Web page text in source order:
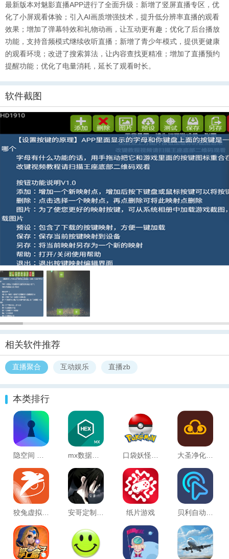
最新版本对魅影直播APP进行了全面升级：新增了竖屏直播专区，优
化了小屏观看体验；引入AI画质增强技术，提升低分辨率直播的观看
效果；增加了弹幕特效和礼物动画，让互动更有趣；优化了后台播放
功能，支持音频模式继续收听直播；新增了青少年模式，提供更健康
的观看环境；改进了搜索算法，让内容查找更精准；增加了直播预约
提醒功能；优化了电量消耗，延长了观看时长。
软件截图
相关软件推荐
直播聚合 互动娱乐 直播zb
本类排行
纸片游戏